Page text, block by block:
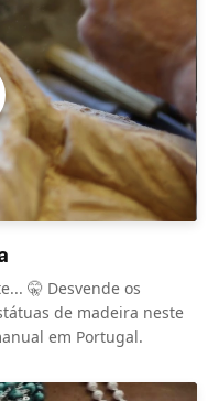
🤫 Desvende os
de madeira neste
em Portugal.